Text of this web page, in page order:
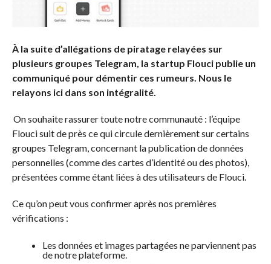
À la suite d’allégations de piratage relayées sur
plusieurs groupes Telegram, la startup Flouci publie un
communiqué pour démentir ces rumeurs. Nous le
relayons ici dans son intégralité.
On souhaite rassurer toute notre communauté : l’équipe
Flouci suit de près ce qui circule dernièrement sur certains
groupes Telegram, concernant la publication de données
personnelles (comme des cartes d’identité ou des photos),
présentées comme étant liées à des utilisateurs de Flouci.
Ce qu’on peut vous confirmer après nos premières
vérifications :
Les données et images partagées ne parviennent pas
de notre plateforme.